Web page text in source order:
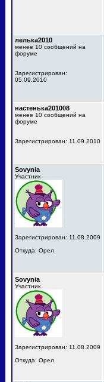
лелька2010
менее 10 сообщений на
форуме
Зарегистрирован:
05.09.2010
настенька201008
менее 10 сообщений на
форуме
Зарегистрирован: 11.09.2010
Sovynia
Участник
Зарегистрирован: 11.08.2009
Откуда: Орел
Sovynia
Участник
Зарегистрирован: 11.08.2009
Откуда: Орел